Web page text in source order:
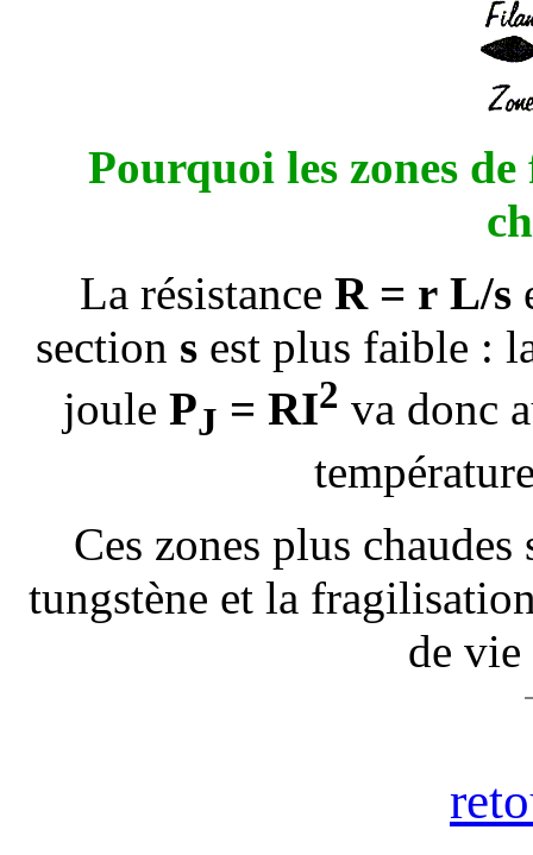
Pourquoi les zones
La résistance R = rL/s
section sest plus faible :
joule PJ = RI2 va donc
Ces zones plus
tungstène et la
de